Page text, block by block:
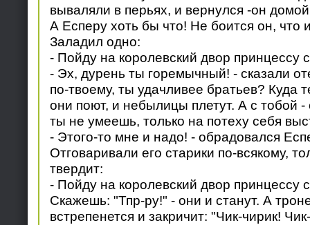
вываляли в перьях, и вернулся -он
А Есперу хоть бы что! Не боится он, что и
Заладил одно:
- Пойду на королевский двор принцессу
- Эх, дурень ты горемычный! - сказали
по-твоему, ты удачливее братьев? Куда
они поют, и небылицы плетут. А с тобой -
ты не умеешь, только на потеху себя
- Этого-то мне и надо! - обрадовался
Отговаривали его старики по-всякому,
твердит:
- Пойду на королевский двор принцессу
Скажешь: "Тпр-ру!" - они и станут. А
встрепенется и закричит: "Чик-чирик!